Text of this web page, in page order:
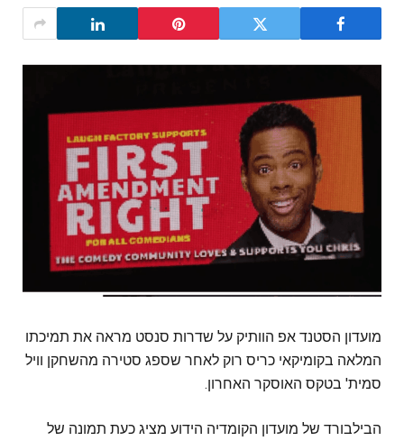
מועדון הסטנד אפ הוותיק על שדרות סנסט מראה את תמיכתו
המלאה בקומיקאי כריס רוק לאחר שספג סטירה מהשחקן וויל
סמית' בטקס האוסקר האחרון.
הבילבורד של מועדון הקומדיה הידוע מציג כעת תמונה של